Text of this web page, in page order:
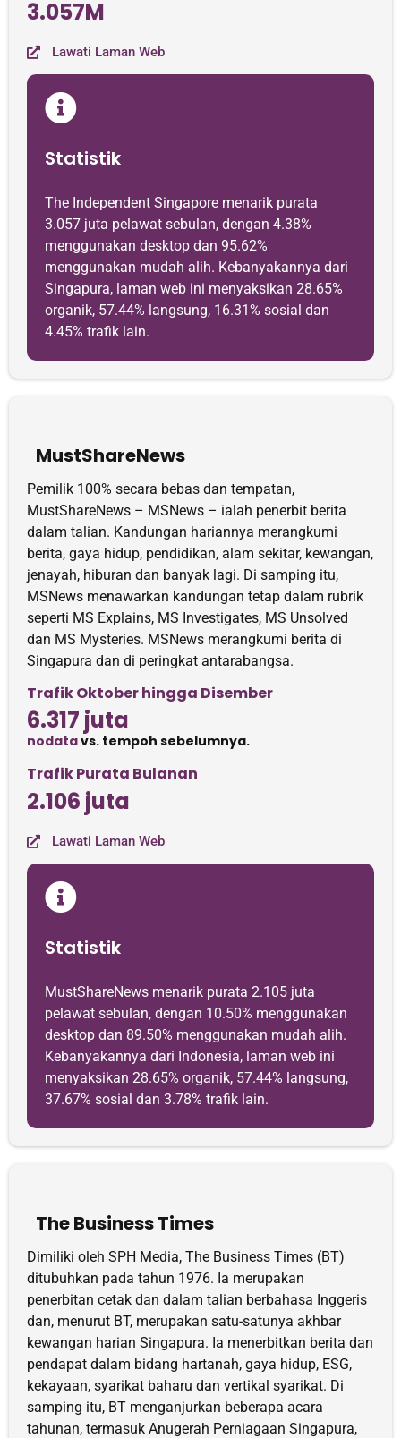
3.057M
Lawati Laman Web
Statistik
The Independent Singapore menarik purata
3.057 juta pelawat sebulan, dengan 4.38%
menggunakan desktop dan 95.62%
menggunakan mudah alih. Kebanyakannya dari
Singapura, laman web ini menyaksikan 28.65%
organik, 57.44% langsung, 16.31% sosial dan
4.45% trafik lain.
MustShareNews
Pemilik 100% secara bebas dan tempatan,
MustShareNews – MSNews – ialah penerbit berita
dalam talian. Kandungan hariannya merangkumi
berita, gaya hidup, pendidikan, alam sekitar, kewangan,
jenayah, hiburan dan banyak lagi. Di samping itu,
MSNews menawarkan kandungan tetap dalam rubrik
seperti MS Explains, MS Investigates, MS Unsolved
dan MS Mysteries. MSNews merangkumi berita di
Singapura dan di peringkat antarabangsa.
Trafik Oktober hingga Disember
6.317 juta
nodatavs. tempoh sebelumnya.
Trafik Purata Bulanan
2.106 juta
Lawati Laman Web
Statistik
MustShareNews menarik purata 2.105 juta
pelawat sebulan, dengan 10.50% menggunakan
desktop dan 89.50% menggunakan mudah alih.
Kebanyakannya dari Indonesia, laman web ini
menyaksikan 28.65% organik, 57.44% langsung,
37.67% sosial dan 3.78% trafik lain.
The Business Times
Dimiliki oleh SPH Media, The Business Times (BT)
ditubuhkan pada tahun 1976. Ia merupakan
penerbitan cetak dan dalam talian berbahasa Inggeris
dan, menurut BT, merupakan satu-satunya akhbar
kewangan harian Singapura. Ia menerbitkan berita dan
pendapat dalam bidang hartanah, gaya hidup, ESG,
kekayaan, syarikat baharu dan vertikal syarikat. Di
samping itu, BT menganjurkan beberapa acara
tahunan, termasuk Anugerah Perniagaan Singapura,